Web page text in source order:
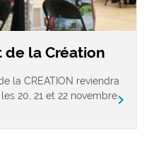
de la Création
la CREATION reviendra
20, 21 et 22 novembre...
chevron_right